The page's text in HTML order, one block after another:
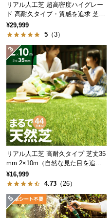
に
つ
い
会
規
約
に
つ
い
て
お
客
様
サ
リアル人工芝 超高密度ハイグレー
ド 高耐久タイプ・質感を追求 芝丈
35mm 2×10m
¥29,999
5 （3）
リアル人工芝 高耐久タイプ 芝丈35
mm 2×10m（自然な見た目を追
求・U字ピン付属）
¥16,999
4.73 （26）